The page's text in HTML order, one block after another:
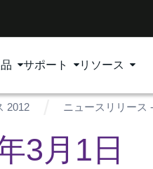
サポート リソース
2012 ニュースリリース
3月1日